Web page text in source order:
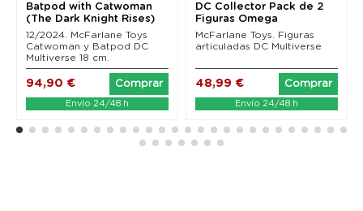
Batpod with Catwoman
(The Dark Knight Rises)
Mcfarlane Toys
12/2024. McFarlane Toys
Catwoman y Batpod DC
Multiverse 18 cm.
94,90 € Comprar
Envío 24/48 h
DC Collector Pack de 2
Figuras Omega
(Unmasked) & Batman...
McFarlane Toys. Figuras
articuladas DC Multiverse
48,99 € Comprar
Envío 24/48 h